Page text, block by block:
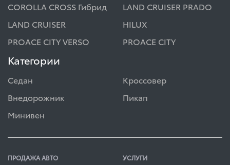
COROLLA CROSS Гибрид
LAND CRUISER PRADO
LAND CRUISER
HILUX
PROACE CITY VERSO
PROACE CITY
Категории
Седан
Кроссовер
Внедорожник
Пикап
Минивен
ПРОДАЖА АВТО УСЛУГИ